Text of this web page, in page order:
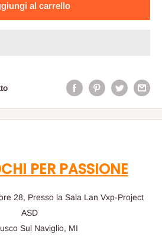
al carrello
PER PASSIONE
28, Presso la Sala Lan Vxp-Project
ASD
Sul Naviglio, MI